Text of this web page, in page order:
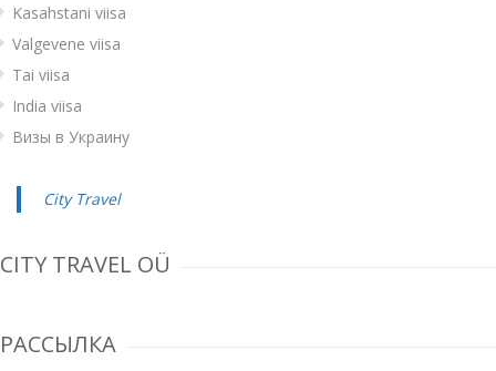
Kasahstani viisa
Valgevene viisa
Tai viisa
India viisa
Визы в Украину
City Travel
CITY TRAVEL OÜ
РАССЫЛКА